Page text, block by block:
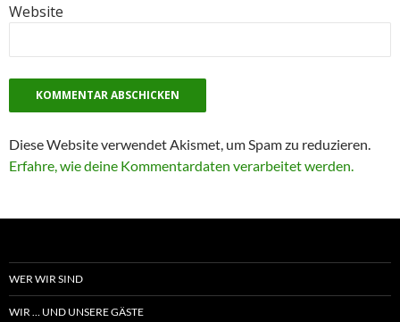
Website
Diese Website verwendet Akismet, um Spam zu reduzieren.
Erfahre, wie deine Kommentardaten verarbeitet werden.
WER WIR SIND
WIR … UND UNSERE GÄSTE